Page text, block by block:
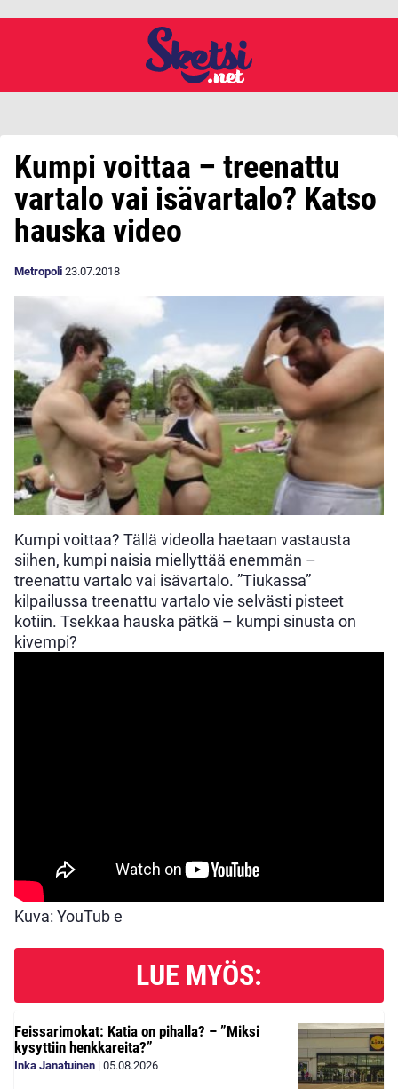
Kumpi voittaa – treenattu
vartalo vai isävartalo? Katso
hauska video
Metropoli 23.07.2018
Kumpi voittaa? Tällä videolla haetaan vastausta
siihen, kumpi naisia miellyttää enemmän –
treenattu vartalo vai isävartalo. ”Tiukassa”
kilpailussa treenattu vartalo vie selvästi pisteet
kotiin. Tsekkaa hauska pätkä – kumpi sinusta on
kivempi?
Kuva: YouTub e
LUE MYÖS:
Feissarimokat: Katia on pihalla? – ”Miksi
kysyttiin henkkareita?”
Inka Janatuinen | 05.08.2026